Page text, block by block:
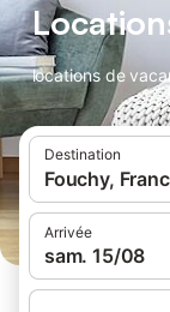
locations de
Destination
Fouchy,
Arrivée
sam. 15/08